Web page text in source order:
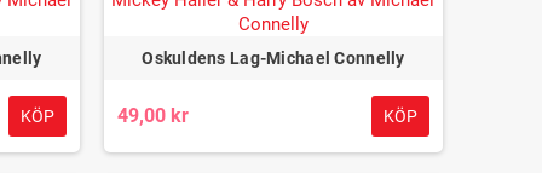
KÖP
Oskuldens Lag-Michael Connelly
49,00 kr KÖP